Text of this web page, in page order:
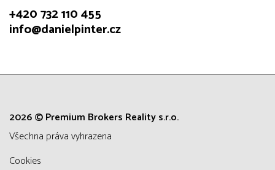
+420 732 110 455
info@danielpinter.cz
2026 © Premium Brokers Reality s.r.o.
všechna práva vyhrazena
Cookies